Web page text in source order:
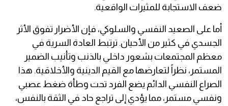
ضعف الاستجابة للمثيرات الواقعية.
أما على الصعيد النفسي والسلوكي، فإن الأضرار تفوق الأثر
الجسدي في كثير من الأحيان. ترتبط العادة السرية في
معظم المجتمعات بشعور داخلي بالذنب وتأنيب الضمير
المستمر، نظراً لتعارضها مع القيم الدينية والأخلاقية. هذا
الصراع النفسي الدائم يضع الفرد تحت وطأة ضغط عصبي
ونفسي مستمر، مما يؤدي إلى تراجع حاد في الثقة بالنفس،